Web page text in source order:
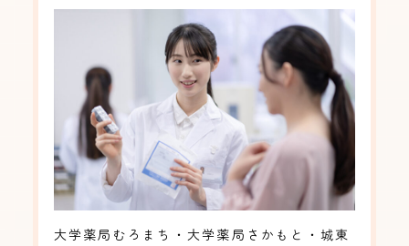
大学薬局むろまち・大学薬局さかもと・城東